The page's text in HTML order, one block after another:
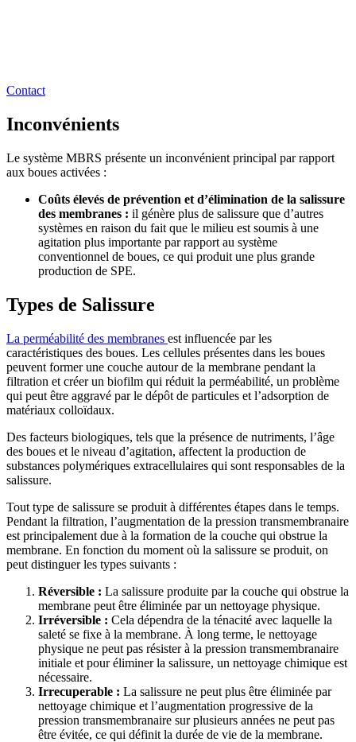
Contact
Inconvénients
Le système MBRS présente un inconvénient principal par rapport
aux boues activées :
Coûts élevés de prévention et d’élimination de la salissure
des membranes : il génère plus de salissure que d’autres
systèmes en raison du fait que le milieu est soumis à une
agitation plus importante par rapport au système
conventionnel de boues, ce qui produit une plus grande
production de SPE.
Types de Salissure
La perméabilité des membranes est influencée par les
caractéristiques des boues. Les cellules présentes dans les boues
peuvent former une couche autour de la membrane pendant la
filtration et créer un biofilm qui réduit la perméabilité, un problème
qui peut être aggravé par le dépôt de particules et l’adsorption de
matériaux colloïdaux.
Des facteurs biologiques, tels que la présence de nutriments, l’âge
des boues et le niveau d’agitation, affectent la production de
substances polymériques extracellulaires qui sont responsables de la
salissure.
Tout type de salissure se produit à différentes étapes dans le temps.
Pendant la filtration, l’augmentation de la pression transmembranaire
est principalement due à la formation de la couche qui obstrue la
membrane. En fonction du moment où la salissure se produit, on
peut distinguer les types suivants :
Réversible : La salissure produite par la couche qui obstrue la
membrane peut être éliminée par un nettoyage physique.
Irréversible : Cela dépendra de la ténacité avec laquelle la
saleté se fixe à la membrane. À long terme, le nettoyage
physique ne peut pas résister à la pression transmembranaire
initiale et pour éliminer la salissure, un nettoyage chimique est
nécessaire.
Irrecuperable : La salissure ne peut plus être éliminée par
nettoyage chimique et l’augmentation progressive de la
pression transmembranaire sur plusieurs années ne peut pas
être évitée, ce qui définit la durée de vie de la membrane.